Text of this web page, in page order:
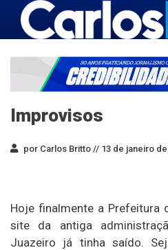
Improvisos
por Carlos Britto // 13 de janeiro
Hoje finalmente a Prefeitura
site da antiga
Juazeiro já tinha saído.